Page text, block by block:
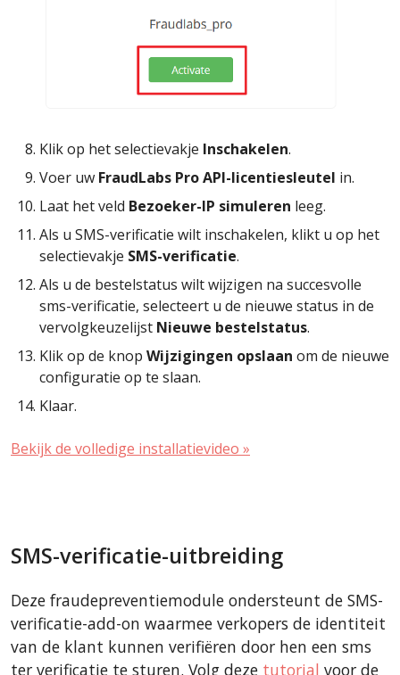
Klik op het selectievakje Inschakelen.
Voer uw FraudLabs Pro API-licentiesleutel in.
Laat het veld Bezoeker-IP simuleren leeg.
Als u SMS-verificatie wilt inschakelen, klikt u op het
selectievakje SMS-verificatie.
Als u de bestelstatus wilt wijzigen na succesvolle
sms-verificatie, selecteert u de nieuwe status in de
vervolgkeuzelijst Nieuwe bestelstatus.
Klik op de knop Wijzigingen opslaan om de nieuwe
configuratie op te slaan.
Klaar.
Bekijk de volledige installatievideo »
SMS-verificatie-uitbreiding
Deze fraudepreventiemodule ondersteunt de SMS-
verificatie-add-on waarmee verkopers de identiteit
van de klant kunnen verifiëren door hen een sms
ter verificatie te sturen. Volg deze tutorial voor de